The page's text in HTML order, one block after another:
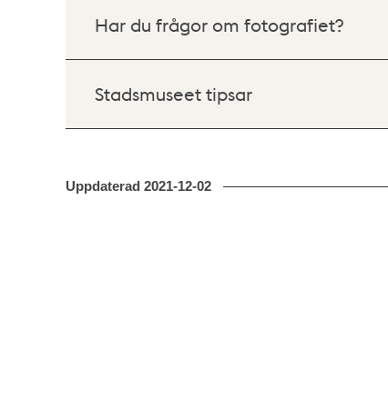
Har du frågor om fotografiet?
Stadsmuseet tipsar
Uppdaterad 2021-12-02